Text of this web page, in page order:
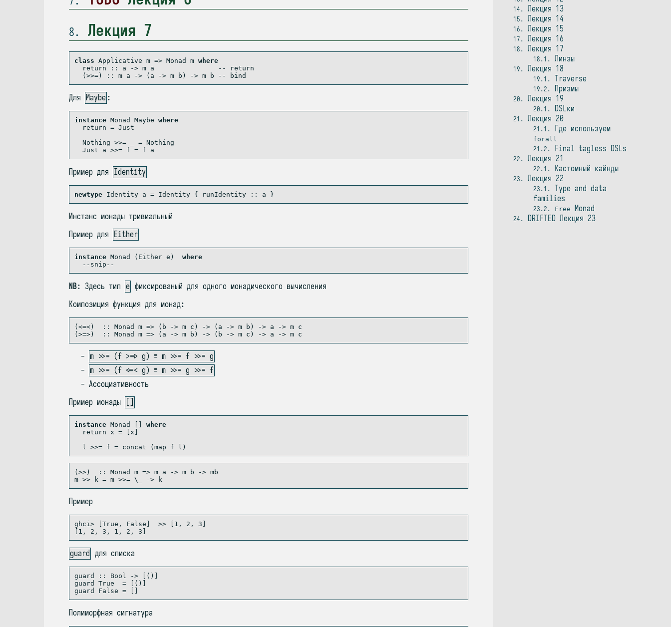
14 Лекция 13
15 Лекция 14
16 Лекция 15
17 Лекция 16
18 Лекция 17
18.1 Линзы
19 Лекция 18
19.1 Traverse
19.2 Призмы
20 Лекция 19
20.1 DSLки
21 Лекция 20
21.1 Где используем
forall
21.2 Final tagless DSLs
22 Лекция 21
22.1 Кастомный кайнды
23 Лекция 22
23.1
Type and data
families
23.2 Free Monad
24 DRIFTED Лекция 23
8 Лекция 7
class Applicative m => Monad m where
  return ::
a -> m a
-- return
  (>>=) ::
m a -> (a -> m b) -> m b -- bind
Для Maybe :
instance Monad Maybe where
return = Just
Nothing >>= _ = Nothing
Just a >>= f = f a
Пример для Identity
newtype Identity a = Identity { runIdentity :: a }
Инстанс монады тривиальный
Пример для
Either
instance Monad ( Either e) where
--snip--
NB: Здесь тип e фиксированый для одного монадического вычисления
Композиция функция для монад:
(<=<)  :: Monad m => (b -> m c) -> (a -> m b) -> a -> m c
(>=>)  ::
Monad m => (a -> m b) -> (b -> m c) -> a -> m c
m >>= (f >=> g) ≡ m >>= f >>= g
m >>= (f <=< g) ≡ m >>= g >>= f
Ассоциативность
Пример монады
[]
instance Monad
where
return x = [x]
  l
>>= f = concat ( map f l)
(>>)  :: Monad m => m a -> m b -> mb
m >> k = m >>= \_ -> k
Пример
ghci > [ True , False >> [ 1 , 2 , 3
1 , 2 , 3 , 1 , 2 , 3
guard для списка
guard :: Bool -> [()]
guard True = [()]
guard False = []
Полиморфная сигнатура